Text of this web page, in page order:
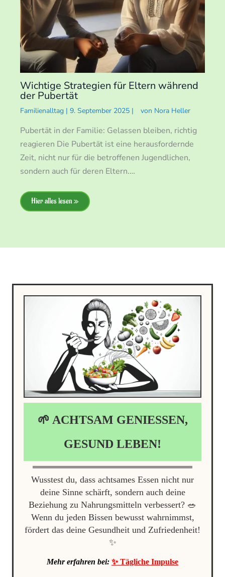
Wichtige Strategien für Eltern während
der Pubertät
Familienalltag | 9. September 2025 | von Nora Heller
Pubertät in der Familie: Gelassen bleiben, richtig
reagieren Die Pubertät ist eine herausfordernde
Zeit, nicht nur für die betroffenen Jugendlichen,
sondern auch für deren Eltern.…
Hier alles lesen »
🌱 ACHTSAM GENIESSEN, G
ESUND LEBEN!
Wusstest du, dass achtsames Essen nicht nur
deine Sinne schärft, sondern auch deine
Beziehung zu Nahrungsmitteln verbessert? 🥗
Wenn du jeden Bissen bewusst wahrnimmst,
fördert das deine Gesundheit und Zufriedenheit!
✨
Mehr erfahren bei: ✨ Tägliche Impulse